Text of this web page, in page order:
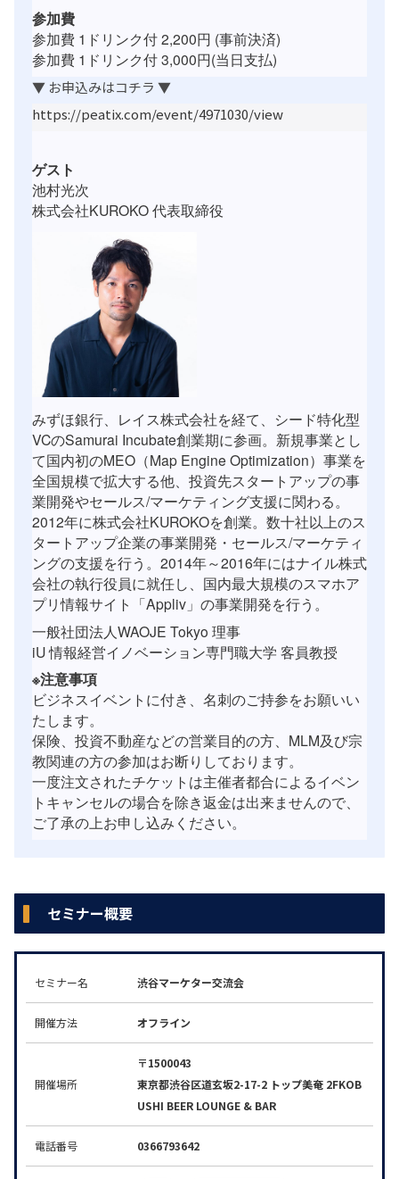
参加費
参加費 1ドリンク付 2,200円 (事前決済)
参加費 1ドリンク付 3,000円(当日支払)
▼ お申込みはコチラ ▼
https://peatix.com/event/4971030/view
ゲスト
池村光次
株式会社KUROKO 代表取締役
みずほ銀行、レイス株式会社を経て、シード特化型
VCのSamurai Incubate創業期に参画。新規事業とし
て国内初のMEO（Map Engine Optimization）事業を
全国規模で拡大する他、投資先スタートアップの事
業開発やセールス/マーケティング支援に関わる。
2012年に株式会社KUROKOを創業。数十社以上のス
タートアップ企業の事業開発・セールス/マーケティ
ングの支援を行う。2014年～2016年にはナイル株式
会社の執行役員に就任し、国内最大規模のスマホア
プリ情報サイト「Appliv」の事業開発を行う。
一般社団法人WAOJE Tokyo 理事
iU 情報経営イノベーション専門職大学 客員教授
※注意事項
ビジネスイベントに付き、名刺のご持参をお願いい
たします。
保険、投資不動産などの営業目的の方、MLM及び宗
教関連の方の参加はお断りしております。
一度注文されたチケットは主催者都合によるイベン
トキャンセルの場合を除き返金は出来ませんので、
ご了承の上お申し込みください。
セミナー概要
セミナー名 渋谷マーケター交流会
開催方法 オフライン
開催場所
〒1500043
東京都渋谷区道玄坂2-17-2 トップ美奄 2FKOB
USHI BEER LOUNGE & BAR
電話番号 0366793642